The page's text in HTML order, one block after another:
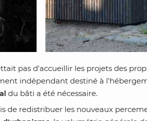
pas d'accueillir les projets des
indépendant destiné à
du bâti a été nécessaire.
de redistribuer les nouveaux